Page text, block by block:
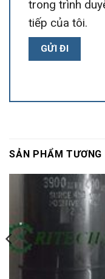
trong trình
tiếp của tôi.
SẢN PHẨM TƯƠNG